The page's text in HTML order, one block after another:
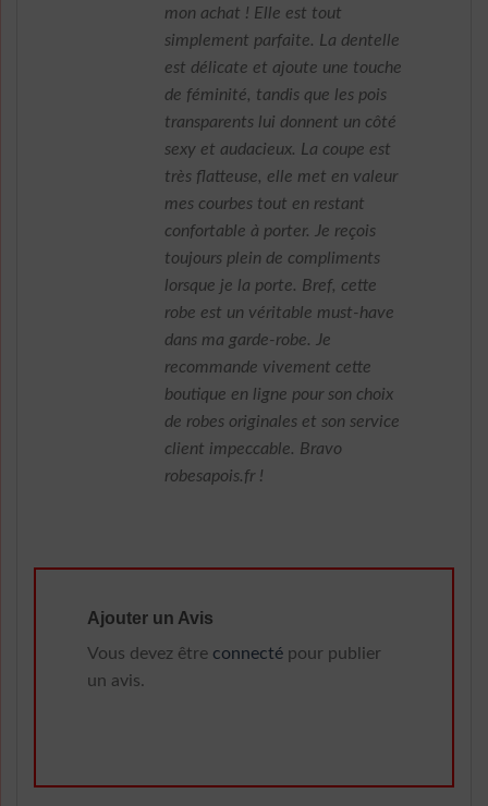
mon achat ! Elle est tout
simplement parfaite. La dentelle
est délicate et ajoute une touche
de féminité, tandis que les pois
transparents lui donnent un côté
sexy et audacieux. La coupe est
très flatteuse, elle met en valeur
mes courbes tout en restant
confortable à porter. Je reçois
toujours plein de compliments
lorsque je la porte. Bref, cette
robe est un véritable must-have
dans ma garde-robe. Je
recommande vivement cette
boutique en ligne pour son choix
de robes originales et son service
client impeccable. Bravo
robesapois.fr !
Ajouter un Avis
Vous devez être connecté pour publier
un avis.